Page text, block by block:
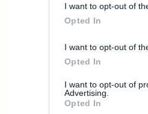
I want to opt-out of
Opted In
I want to opt-out of
Opted In
I want to opt-out of
Advertising.
Opted In
The Social Experiment első bemutatott